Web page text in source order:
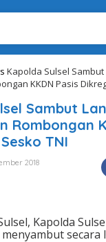
Kapolda Sulsel
KKDN Pasis
Sambut
Rombongan
TNI
2018
Kapolda
secara